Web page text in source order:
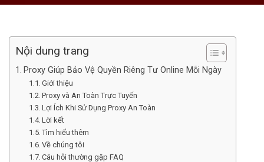
Nội dung trang
Proxy Giúp Bảo Vệ Quyền Riêng Tư Online Mỗi Ngày
Giới thiệu
Proxy và An Toàn Trực Tuyến
Lợi Ích Khi Sử Dụng Proxy An Toàn
Lời kết
Tìm hiểu thêm
Về chúng tôi
Câu hỏi thường gặp FAQ